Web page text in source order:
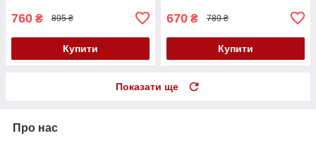
760 ₴ 895 ₴
Купити
670 ₴ 789 ₴
Купити
Показати ще
Про нас